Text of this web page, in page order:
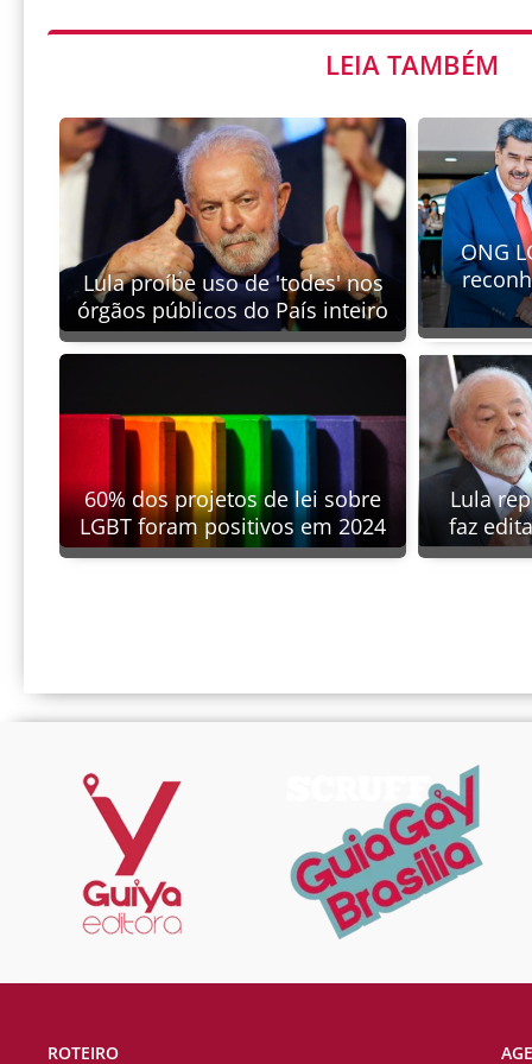
LEIA TAMBÉM
Lula proíbe uso de 'todes' nos
órgãos públicos do País inteiro
ONG
60% dos projetos de lei sobre
LGBT foram positivos em 2024
Lula
faz
ROTEIRO